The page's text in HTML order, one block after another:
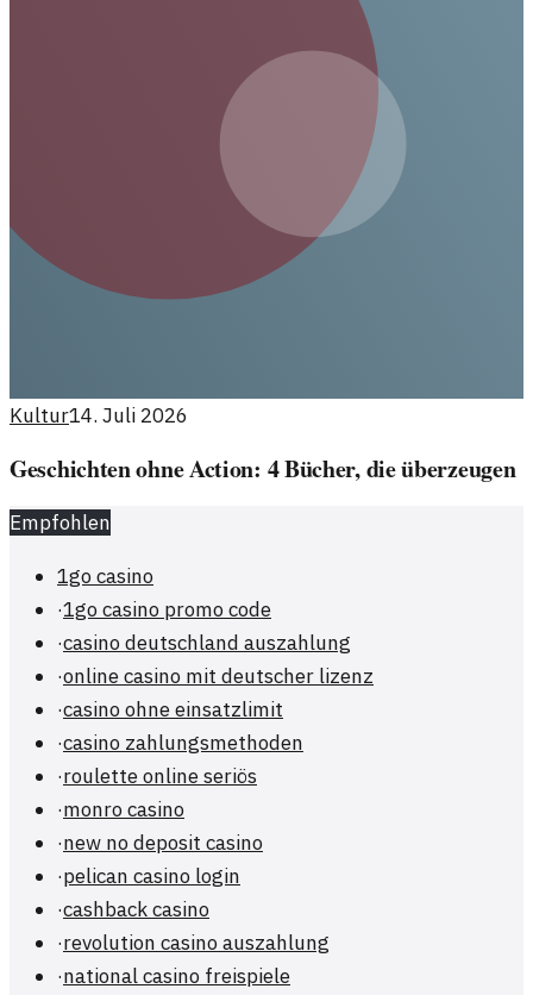
Kultur14. Juli 2026
Geschichten ohne Action: 4 Bücher, die überzeugen
Empfohlen
1go casino
·1go casino promo code
·casino deutschland auszahlung
·online casino mit deutscher lizenz
·casino ohne einsatzlimit
·casino zahlungsmethoden
·roulette online seriös
·monro casino
·new no deposit casino
·pelican casino login
·cashback casino
·revolution casino auszahlung
·national casino freispiele